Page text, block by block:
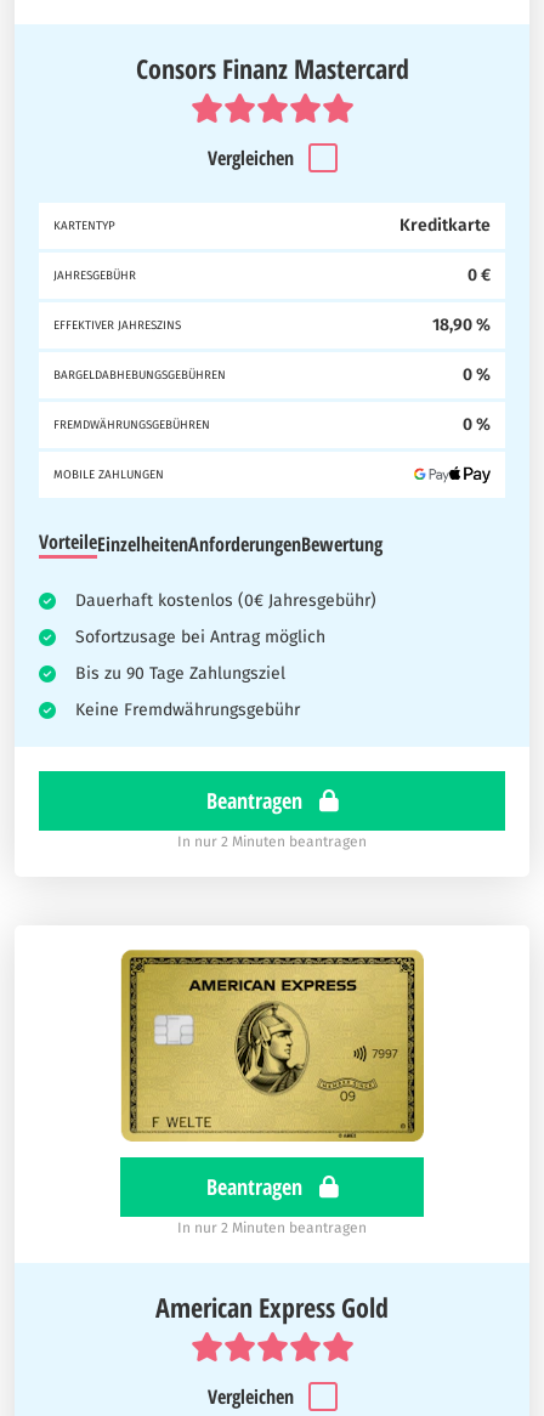
Consors Finanz Mastercard
Vergleichen
KARTENTYP Kreditkarte
JAHRESGEBÜHR 0 €
EFFEKTIVER JAHRESZINS 18,90 %
BARGELDABHEBUNGSGEBÜHREN 0 %
FREMDWÄHRUNGSGEBÜHREN 0 %
MOBILE ZAHLUNGEN
VorteileEinzelheitenAnforderungenBewertung
Dauerhaft kostenlos (0€ Jahresgebühr)
Sofortzusage bei Antrag möglich
Bis zu 90 Tage Zahlungsziel
Keine Fremdwährungsgebühr
Beantragen
In nur 2 Minuten beantragen
Beantragen
In nur 2 Minuten beantragen
American Express Gold
Vergleichen